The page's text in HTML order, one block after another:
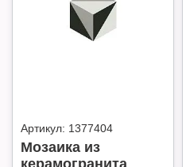
Артикул: 1377404
Мозаика из
керамогранита